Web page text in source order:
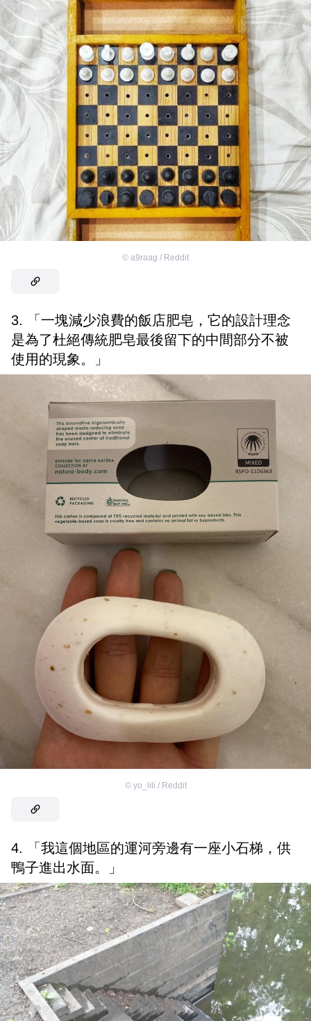
© a9raag / Reddit
3. 「一塊減少浪費的飯店肥皂，它的設計理念
是為了杜絕傳統肥皂最後留下的中間部分不被
使用的現象。」
© yo_lili / Reddit
4. 「我這個地區的運河旁邊有一座小石梯，供
鴨子進出水面。」